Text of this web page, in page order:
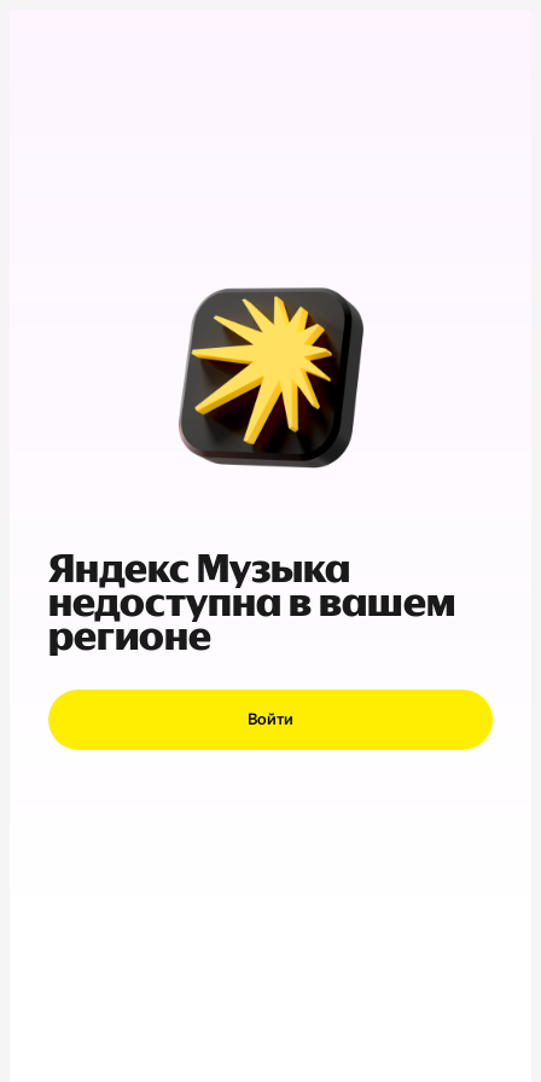
Яндекс Музыка
недоступна в вашем
регионе
Войти